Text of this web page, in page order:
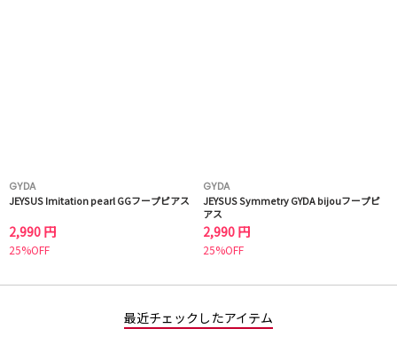
GYDA
JEYSUS Imitation pearl GGフープピアス
2,990 円
25%OFF
GYDA
JEYSUS Symmetry GYDA bijouフープピ
アス
2,990 円
25%OFF
最近チェックしたアイテム